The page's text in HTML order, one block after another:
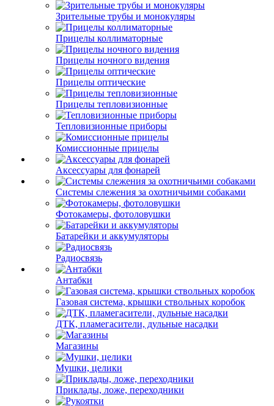
Зрительные трубы и монокуляры
Прицелы коллиматорные
Прицелы ночного видения
Прицелы оптические
Прицелы тепловизионные
Тепловизионные приборы
Комиссионные прицелы
Аксессуары для фонарей
Системы слежения за охотничьими собаками
Фотокамеры, фотоловушки
Батарейки и аккумуляторы
Радиосвязь
Антабки
Газовая система, крышки ствольных коробок
ДТК, пламегасители, дульные насадки
Магазины
Мушки, целики
Приклады, ложе, переходники